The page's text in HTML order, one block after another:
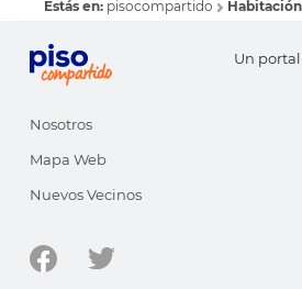
Estás en: pisocompartido
Un
Nosotros
Mapa Web
Nuevos Vecinos